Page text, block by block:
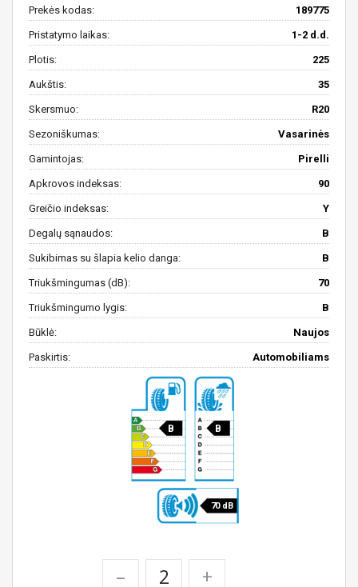
Prekės kodas: 189775
Pristatymo laikas: 1-2 d.d.
Plotis: 225
Aukštis: 35
Skersmuo: R20
Sezoniškumas: Vasarinės
Gamintojas: Pirelli
Apkrovos indeksas: 90
Greičio indeksas: Y
Degalų sąnaudos: B
Sukibimas su šlapia kelio danga: B
Triukšmingumas (dB): 70
Triukšmingumo lygis: B
Būklė: Naujos
Paskirtis: Automobiliams
B B
70 dB
– +